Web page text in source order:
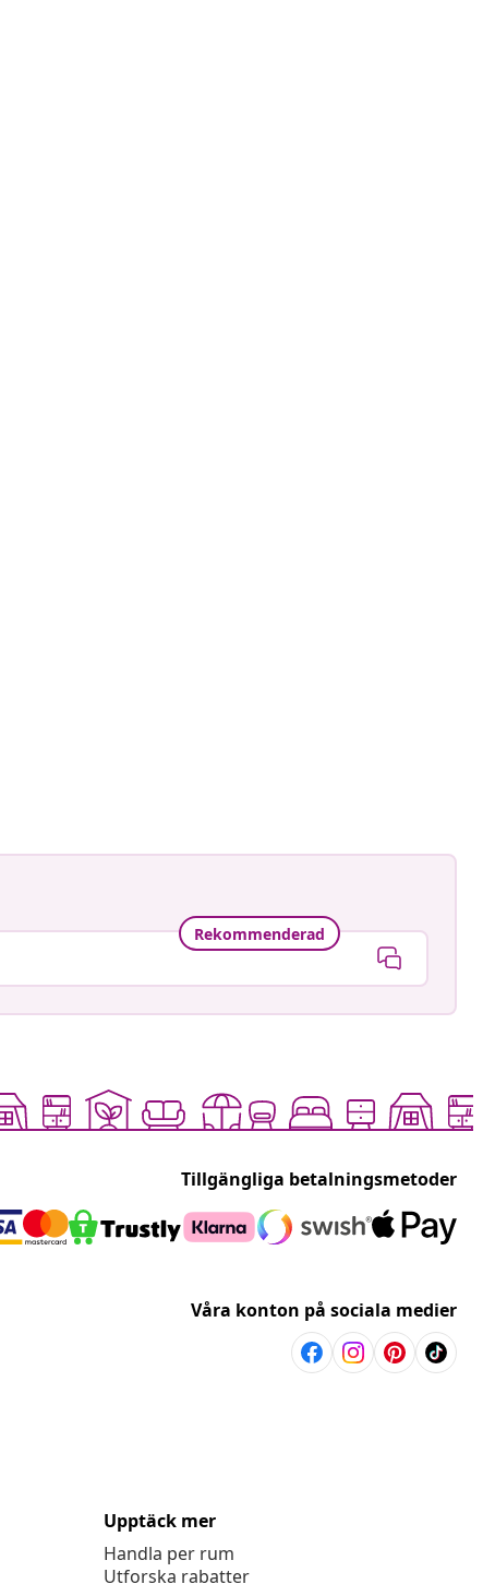
Rekommenderad
Tillgängliga betalningsmetoder
Våra konton på sociala medier
Upptäck mer
Handla per rum
Utforska rabatter